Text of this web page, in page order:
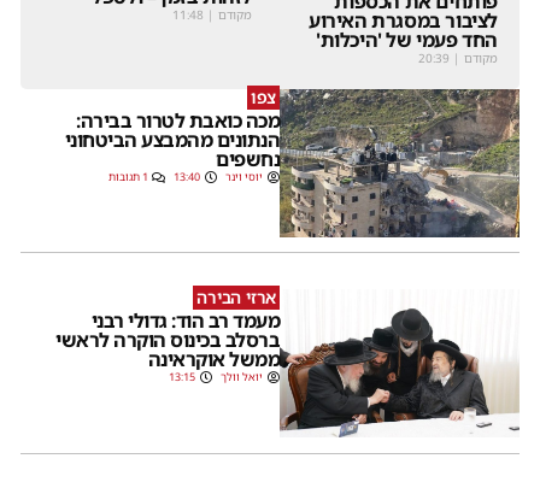
לציבור במסגרת האירוע
החד פעמי של 'היכלות'
מקודם |
20:39
מקודם |
11:48
צפו
מכה כואבת לטרור בבירה:
הנתונים מהמבצע הביטחוני
נחשפים
יוסי וינר 13:40 1 תגובות
ארזי הבירה
מעמד רב הוד: גדולי רבני
ברסלב בכינוס הוקרה לראשי
ממשל אוקראינה
יואל וולך 13:15